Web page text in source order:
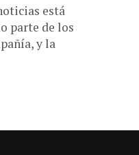
está
parte de los
y la